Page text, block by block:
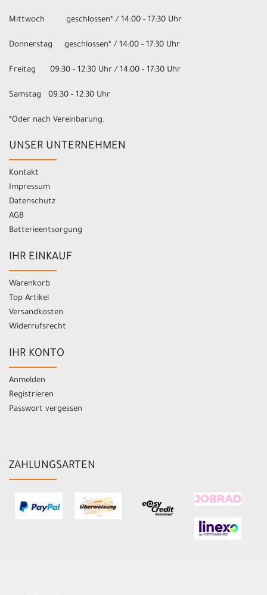
Mittwoch geschlossen* / 14:00 - 17:30 Uhr
Donnerstag geschlossen* / 14:00 - 17:30 Uhr
Freitag 09:30 - 12:30 Uhr / 14:00 - 17:30 Uhr
Samstag 09:30 - 12:30 Uhr
*Oder nach Vereinbarung.
UNSER UNTERNEHMEN
Kontakt
Impressum
Datenschutz
AGB
Batterieentsorgung
IHR EINKAUF
Warenkorb
Top Artikel
Versandkosten
Widerrufsrecht
IHR KONTO
Anmelden
Registrieren
Passwort vergessen
ZAHLUNGSARTEN